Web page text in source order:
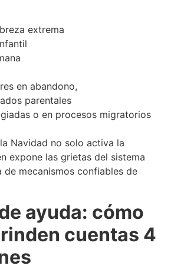
extrema
en abandono,
parentales
o en procesos migratorios
Navidad no solo activa la
expone las grietas del sistema
de mecanismos confiables de
ayuda: cómo
cuentas 4